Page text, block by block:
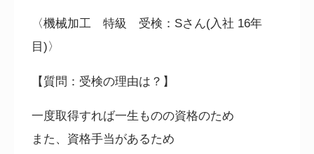
〈機械加工 特級 受検： Sさん(入社 16年
目)〉
【質問：受検の理由は？】
一度取得すれば一生ものの資格のため
また、資格手当があるため